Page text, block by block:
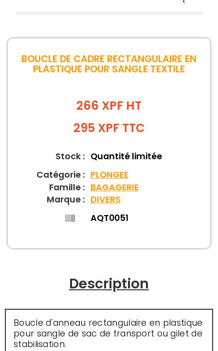
BOUCLE DE CADRE RECTANGULAIRE EN
PLASTIQUE POUR SANGLE TEXTILE
266 XPF HT
295 XPFTTC
Stock : Quantité limitée
Catégorie : PLONGEE
Famille : BAGAGERIE
Marque : DIVERS
AQT0051
Description
Boucle d'anneau rectangulaire en plastique
pour sangle de sac de transport ou gilet de
stabilisation.